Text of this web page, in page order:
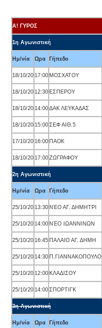
Α! ΓΥΡΟΣ
1η Αγωνιστική
Ημ/νία Ωρα Γήπεδο
18/10/20 17:00 ΜΟΣΧΑΤΟΥ
18/10/20 12:30 ΕΣΠΕΡΟΥ
18/10/20 14:00 ΔΑΚ ΛΕΥΚΑΔΑΣ
18/10/20 15:00 ΣΕΦ ΑΙΘ.5
17/10/20 16:00 ΠΑΟΚ
18/10/20 17:00 ΖΩΓΡΑΦΟΥ
2η Αγωνιστική
Ημ/νία Ωρα Γήπεδο
25/10/20 13:30 ΝΈΟ ΑΓ. ΔΗΜΗΤΡΙ
25/10/20 14:00 ΝΈΟ ΙΩΑΝΝΙΝΩΝ
25/10/20 16:45 ΠΑΛΑΙΟ ΑΓ. ΔΗΜΗ
25/10/20 14:30 Π.ΓΙΑΝΝΑΚΟΠΟΥΛΟ
25/10/20 12:00 ΚΛΑΔΙΣΟΥ
25/10/20 14:00 ΣΠΟΡΤΙΓΚ
3η Αγωνιστική
Ημ/νία Ωρα Γήπεδο